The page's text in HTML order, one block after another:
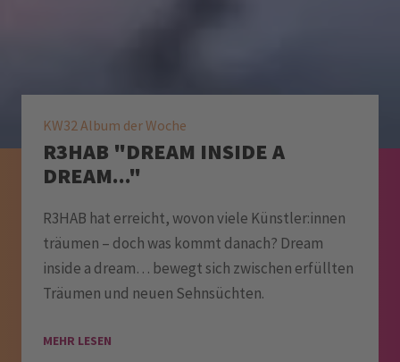
KW32 Album der Woche
R3HAB "DREAM INSIDE A
DREAM..."
R3HAB hat erreicht, wovon viele Künstler:innen
träumen – doch was kommt danach? Dream
inside a dream… bewegt sich zwischen erfüllten
Träumen und neuen Sehnsüchten.
MEHR LESEN